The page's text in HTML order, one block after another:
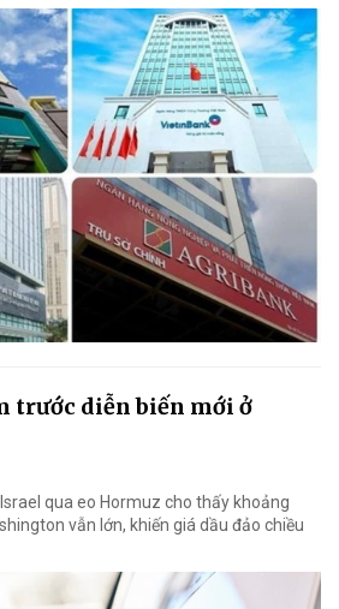
trước diễn biến mới ở
qua eo Hormuz cho thấy khoảng
vẫn lớn, khiến giá dầu đảo chiều